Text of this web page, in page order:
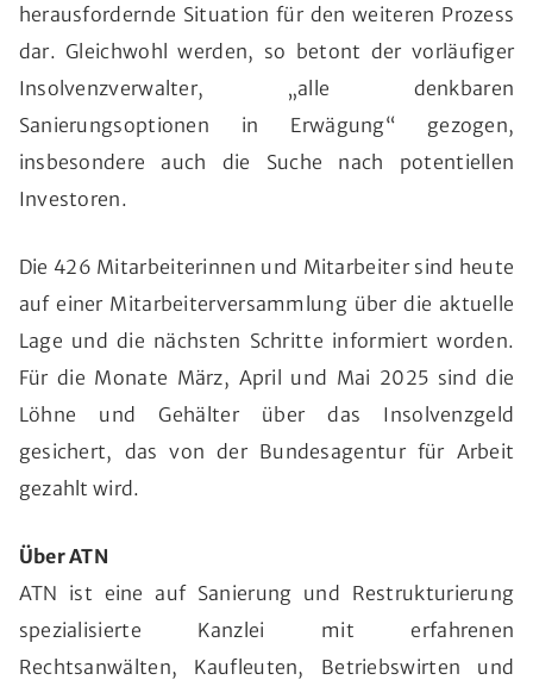
herausfordernde Situation für den weiteren Prozess
dar. Gleichwohl werden, so betont der vorläufiger
Insolvenzverwalter, „alle denkbaren
Sanierungsoptionen in Erwägung“ gezogen,
insbesondere auch die Suche nach potentiellen
Investoren.
Die 426 Mitarbeiterinnen und Mitarbeiter sind heute
auf einer Mitarbeiterversammlung über die aktuelle
Lage und die nächsten Schritte informiert worden.
Für die Monate März, April und Mai 2025 sind die
Löhne und Gehälter über das Insolvenzgeld
gesichert, das von der Bundesagentur für Arbeit
gezahlt wird.
Über ATN
ATN ist eine auf Sanierung und Restrukturierung
spezialisierte Kanzlei mit erfahrenen
Rechtsanwälten, Kaufleuten, Betriebswirten und